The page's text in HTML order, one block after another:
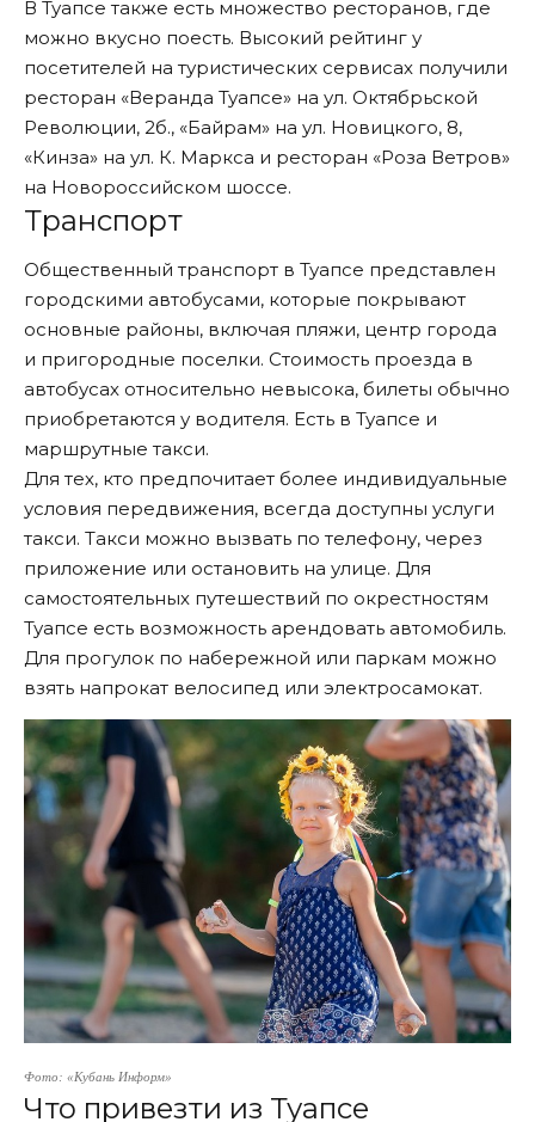
В Туапсе также есть множество ресторанов, где
можно вкусно поесть. Высокий рейтинг у
посетителей на туристических сервисах получили
ресторан «Веранда Туапсе» на ул. Октябрьской
Революции, 2б., «Байрам» на ул. Новицкого, 8,
«Кинза» на ул. К. Маркса и ресторан «Роза Ветров»
на Новороссийском шоссе.
Транспорт
Общественный транспорт в Туапсе представлен
городскими автобусами, которые покрывают
основные районы, включая пляжи, центр города
и пригородные поселки. Стоимость проезда в
автобусах относительно невысока, билеты обычно
приобретаются у водителя. Есть в Туапсе и
маршрутные такси.
Для тех, кто предпочитает более индивидуальные
условия передвижения, всегда доступны услуги
такси. Такси можно вызвать по телефону, через
приложение или остановить на улице. Для
самостоятельных путешествий по окрестностям
Туапсе есть возможность арендовать автомобиль.
Для прогулок по набережной или паркам можно
взять напрокат велосипед или электросамокат.
Фото: «Кубань Информ»
Что привезти из Туапсе